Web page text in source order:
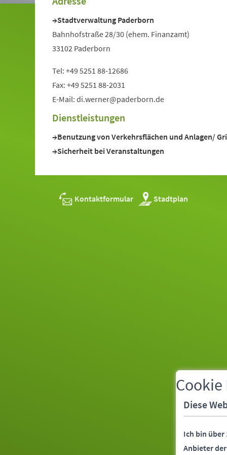
Stadtverwaltung Paderborn
Bahnhofstraße 28/30 (ehem. Finanzamt)
33102 Paderborn
Tel: +49 5251 88-12686
Fax: +49 5251 88-2031
E-Mail: di.werner@paderborn.de
Dienstleistungen
Benutzung von Verkehrsflächen und Anlagen/
Sicherheit bei Veranstaltungen
Kontaktformular Stadtplan
Diese
Ich bin über
Anbieter